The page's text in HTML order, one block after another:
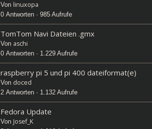
Von linuxopa
0 Antworten · 985 Aufrufe
TomTom Navi Dateien .gmx
Von aschi
0 Antworten · 1.229 Aufrufe
raspberry pi 5 und pi 400 dateiformat(e)
Von doced
2 Antworten · 1.132 Aufrufe
Fedora Update
Von Josef_K